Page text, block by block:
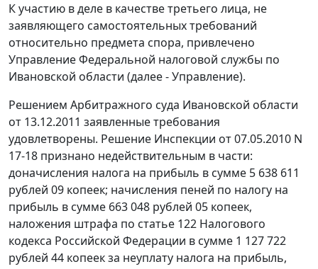
К участию в деле в качестве третьего лица, не
заявляющего самостоятельных требований
относительно предмета спора, привлечено
Управление Федеральной налоговой службы по
Ивановской области (далее - Управление).
Решением Арбитражного суда Ивановской области
от 13.12.2011 заявленные требования
удовлетворены. Решение Инспекции от 07.05.2010 N
17-18 признано недействительным в части:
доначисления налога на прибыль в сумме 5 638 611
рублей 09 копеек; начисления пеней по налогу на
прибыль в сумме 663 048 рублей 05 копеек,
наложения штрафа по статье 122 Налогового
кодекса Российской Федерации в сумме 1 127 722
рублей 44 копеек за неуплату налога на прибыль,